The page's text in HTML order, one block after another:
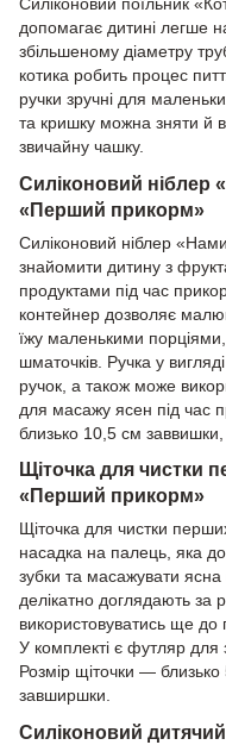
допомагає дитині легше
збільшеному діаметру
котика робить процес
ручки зручні для
та кришку можна зняти й
звичайну чашку.
Силіконовий ніблер
«Перший прикорм»
Силіконовий ніблер
знайомити дитину з
продуктами під час
контейнер дозволяє
їжу маленькими
шматочків. Ручка у
ручок, а також може
для масажу ясен під час
близько 10,5 см
Щіточка для чистки
«Перший прикорм»
Щіточка для чистки
насадка на палець, яка
зубки та масажувати ясна
делікатно доглядають
використовуватись ще до
У комплекті є футляр для
Розмір щіточки —
завширшки.
Силіконовий